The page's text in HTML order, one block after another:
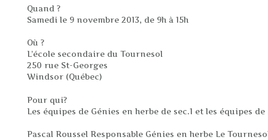
Quand ?
Samedi le 9 novembre 2013, de 9h à 15h
Où ?
L’école secondaire du Tournesol
250 rue St-Georges
Windsor (Québec)
Pour qui?
Les équipes de Génies en herbe de sec.1 et les équipes
Pascal Roussel Responsable Génies en herbe Le